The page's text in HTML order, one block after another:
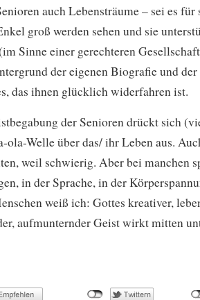
auch Lebensträume – sei es
groß werden sehen und sie
Sinne einer gerechteren
der eigenen Biografie und
das ihnen glücklich widerfahren ist.
der Senioren drückt sich
ola-Welle über das/ ihr Leben aus.
weil schwierig. Aber bei manchen
in der Sprache, in der
weiß ich: Gottes kreativer,
aufmunternder Geist wirkt mitten